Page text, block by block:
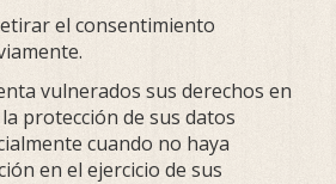
el consentimiento
vulnerados sus derechos en
protección de sus datos
cuando no haya
en el ejercicio de sus